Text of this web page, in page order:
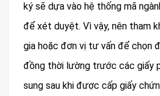
ký sẽ dựa vào hệ thống mã
để xét duyệt. Vì vậy, nên tham
gia hoặc đơn vị tư vấn để chọn
đồng thời lường trước các giấy
sung sau khi được cấp giấy